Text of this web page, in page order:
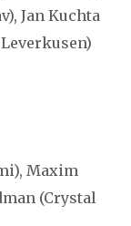
Jan Kuchta
Maxim
(Crystal